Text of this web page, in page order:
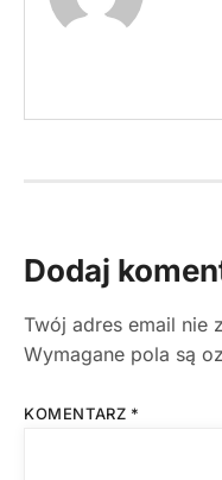
Dodaj
Twój adres email nie
Wymagane pola są
KOMENTARZ *